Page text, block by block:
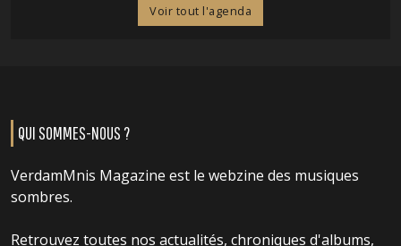
Voir tout l'agenda
QUI SOMMES-NOUS ?
VerdamMnis Magazine est le webzine des musiques
sombres.
Retrouvez toutes nos actualités, chroniques d'albums,